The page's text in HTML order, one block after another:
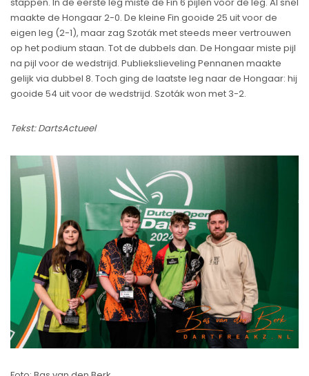
maakte de Hongaar 2-0. De kleine Fin gooide 25 uit voor de
eigen leg (2-1), maar zag Szoták met steeds meer vertrouwen
op het podium staan. Tot de dubbels dan. De Hongaar miste pijl
na pijl voor de wedstrijd. Publiekslieveling Pennanen maakte
gelijk via dubbel 8. Toch ging de laatste leg naar de Hongaar: hij
gooide 54 uit voor de wedstrijd. Szoták won met 3-2.
Tekst: DartsActueel